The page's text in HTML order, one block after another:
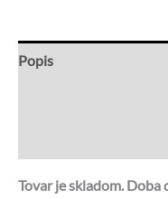
Popis
Tovar je skladom. Doba